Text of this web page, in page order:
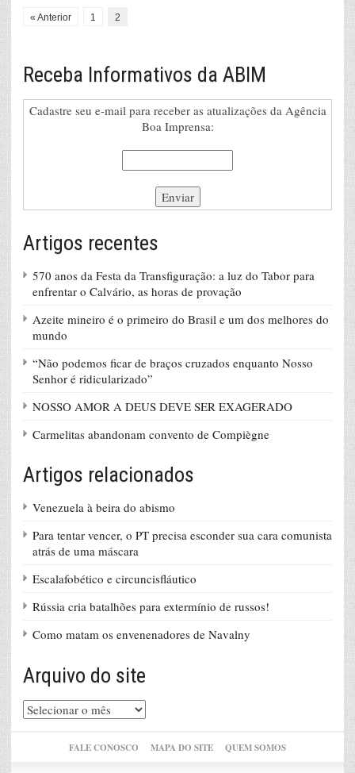
« Anterior 1 2
Receba Informativos da ABIM
Cadastre seu e-mail para receber as atualizações da Agência
Boa Imprensa:
Artigos recentes
570 anos da Festa da Transfiguração: a luz do Tabor para
enfrentar o Calvário, as horas de provação
Azeite mineiro é o primeiro do Brasil e um dos melhores do
mundo
“Não podemos ficar de braços cruzados enquanto Nosso
Senhor é ridicularizado”
NOSSO AMOR A DEUS DEVE SER EXAGERADO
Carmelitas abandonam convento de Compiègne
Artigos relacionados
Venezuela à beira do abismo
Para tentar vencer, o PT precisa esconder sua cara comunista
atrás de uma máscara
Escalafobético e circuncisfláutico
Rússia cria batalhões para extermínio de russos!
Como matam os envenenadores de Navalny
Arquivo do site
Arquivo
do
FALE CONOSCO MAPA DO SITE QUEM SOMOS